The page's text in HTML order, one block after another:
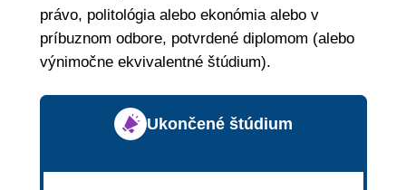
právo, politológia alebo ekonómia alebo v
príbuznom odbore, potvrdené diplomom (alebo
výnimočne ekvivalentné štúdium).
Ukončené štúdium